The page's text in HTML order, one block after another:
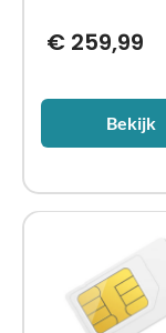
€259,99
Bekijk